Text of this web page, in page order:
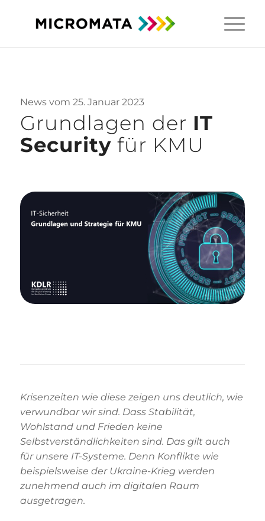
News vom 25. Januar 2023
Grundlagen der IT
Securityfür KMU
Krisenzeiten wie diese zeigen uns deutlich, wie
verwundbar wir sind. Dass Stabilität,
Wohlstand und Frieden keine
Selbstverständlichkeiten sind. Das gilt auch
für unsere IT-Systeme. Denn Konflikte wie
beispielsweise der Ukraine-Krieg werden
zunehmend auch im digitalen Raum
ausgetragen.